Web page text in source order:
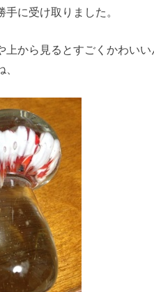
手に受け取りました。
上から見るとすごくかわい